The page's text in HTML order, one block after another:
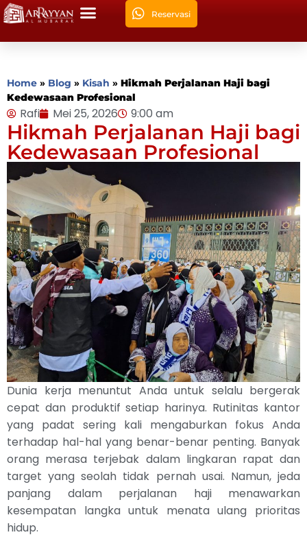
Reservasi
Home » Blog » Kisah » Hikmah Perjalanan Haji bagi
Kedewasaan Profesional
Rafi Mei 25, 2026 9:00 am
Hikmah Perjalanan Haji bagi
Kedewasaan Profesional
Dunia kerja menuntut Anda untuk selalu bergerak
cepat dan produktif setiap harinya. Rutinitas kantor
yang padat sering kali mengaburkan fokus Anda
terhadap hal-hal yang benar-benar penting. Banyak
orang merasa terjebak dalam lingkaran rapat dan
target yang seolah tidak pernah usai. Namun, jeda
panjang dalam perjalanan haji menawarkan
kesempatan langka untuk menata ulang prioritas
hidup.